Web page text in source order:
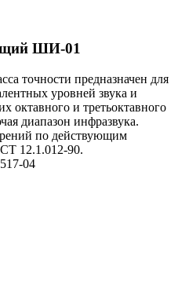
ШИ-01
точности предназначен для
уровней звука и
октавного и третьоктавного
диапазон инфразвука.
по действующим
12.1.012-90.
04